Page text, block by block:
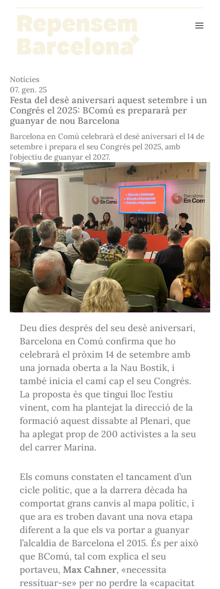
contingutRepensem
Barcelona
Notícies
07. gen. 25
Festa del desè aniversari aquest setembre i un
Congrés el 2025: BComú es prepararà per
guanyar de nou Barcelona
Barcelona en Comú celebrarà el desè aniversari el 14 de
setembre i prepara el seu Congrés pel 2025, amb
l'objectiu de guanyar el 2027.
Deu dies després del seu desè aniversari,
Barcelona en Comú confirma que ho
celebrarà el pròxim 14 de setembre amb
una jornada oberta a la Nau Bostik, i
també inicia el camí cap el seu Congrés.
La proposta és que tingui lloc l’estiu
vinent, com ha plantejat la direcció de la
formació aquest dissabte al Plenari, que
ha aplegat prop de 200 activistes a la seu
del carrer Marina.
Els comuns constaten el tancament d’un
cicle polític, que a la darrera dècada ha
comportat grans canvis al mapa polític, i
que ara es troben davant una nova etapa
diferent a la que els va portar a guanyar
l’alcaldia de Barcelona el 2015. És per això
que BComú, tal com explica el seu
portaveu, Max Cahner, «necessita
ressituar-se» per no perdre la «capacitat